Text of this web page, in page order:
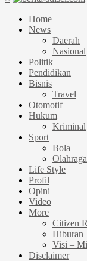
Home
News
Daerah
Nasional
Politik
Pendidikan
Bisnis
Travel
Otomotif
Hukum
Kriminal
Sport
Bola
Life Style
Profil
Opini
Video
More
Citizen
Hiburan
Visi –
Disclaimer